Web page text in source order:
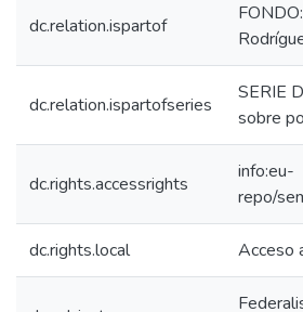
dc.relation.ispartof
dc.relation.ispartofseries
SERIE
sobre
dc.rights.accessrights
info:eu-
repo/
dc.rights.local Acceso